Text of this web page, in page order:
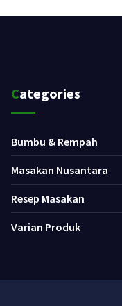
Categories
Bumbu & Rempah
Masakan Nusantara
Resep Masakan
Varian Produk